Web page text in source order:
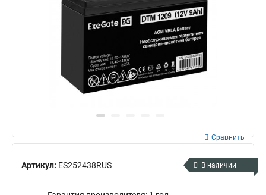
Артикул: ES252438RUS
Сравнить
В наличии